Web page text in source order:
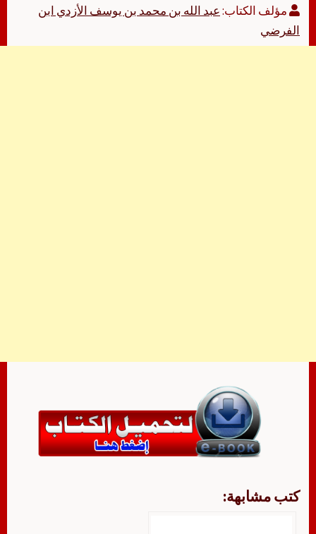
مؤلف الكتاب:عبد الله بن محمد بن يوسف الأزدي ابن
الفرضي
كتب مشابهة: